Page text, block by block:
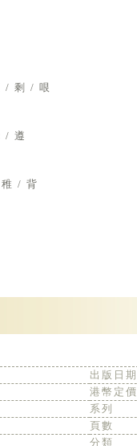
/ 剩 / 哏
/ 遵
/ 背
出版日期
港幣定價
系列
頁數
分類